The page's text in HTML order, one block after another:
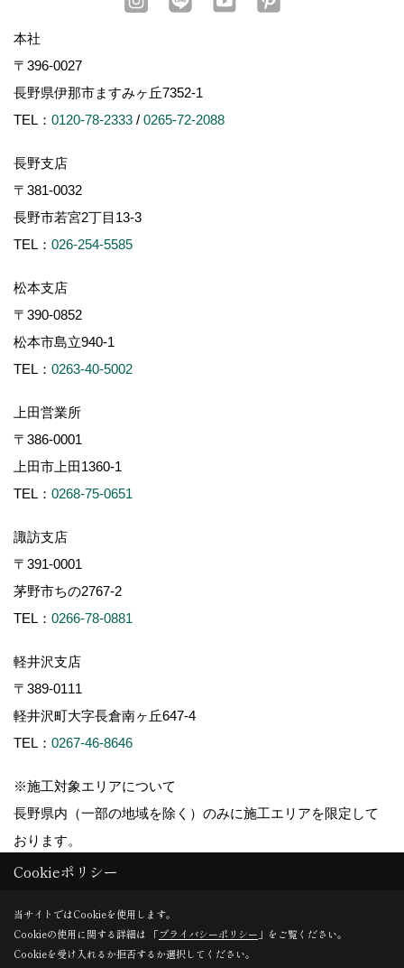
本社
〒396-0027
長野県伊那市ますみヶ丘7352-1
TEL： 0120-78-2333 / 0265-72-2088
長野支店
〒381-0032
長野市若宮2丁目13-3
TEL： 026-254-5585
松本支店
〒390-0852
松本市島立940-1
TEL： 0263-40-5002
上田営業所
〒386-0001
上田市上田1360-1
TEL： 0268-75-0651
諏訪支店
〒391-0001
茅野市ちの2767-2
TEL： 0266-78-0881
軽井沢支店
〒389-0111
軽井沢町大字長倉南ヶ丘647-4
TEL： 0267-46-8646
※施工対象エリアについて
長野県内（一部の地域を除く）のみに施工エリアを限定して
おります。
Copyright (c) ForestCorporation. All Rights Reserved.
Cookieポリシー
当サイトではCookieを使用します。
Cookieの使用に関する詳細は 「プライバシーポリシー 」をご覧ください。
Cookieを受け入れるか拒否するか選択してください。